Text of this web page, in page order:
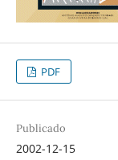
PDF
Publicado
2002-12-15